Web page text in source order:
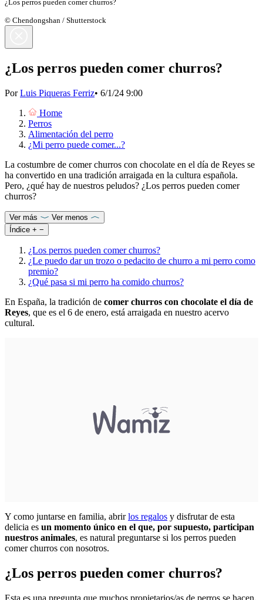
¿Los perros pueden comer churros?
© Chendongshan / Shutterstock
¿Los perros pueden comer churros?
PorLuis Piqueras Ferriz• 6/1/24 9:00
Home
Perros
Alimentación del perro
¿Mi perro puede comer...?
La costumbre de comer churros con chocolate en el día de Reyes se
ha convertido en una tradición arraigada en la cultura española.
Pero, ¿qué hay de nuestros peludos? ¿Los perros pueden comer
churros?
Ver más
Ver menos
Índice + −
¿Los perros pueden comer churros?
¿Le puedo dar un trozo o pedacito de churro a mi perro como
premio?
¿Qué pasa si mi perro ha comido churros?
En España, la tradición de comer churros con chocolate el día de
Reyes, que es el 6 de enero, está arraigada en nuestro acervo
cultural.
Y como juntarse en familia, abrirlos regalos y disfrutar de esta
delicia es un momento único en el que, por supuesto, participan
nuestros animales, es natural preguntarse si los perros pueden
comer churros con nosotros.
¿Los perros pueden comer churros?
Esta es una pregunta que muchos propietarios/as de perros se hacen,